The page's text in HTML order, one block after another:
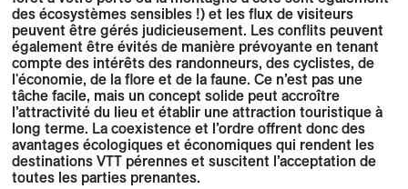
des écosystèmes sensibles !) et les flux de visiteurs
peuvent être gérés judicieusement. Les conflits peuvent
également être évités de manière prévoyante en tenant
compte des intérêts des randonneurs, des cyclistes, de
l'économie, de la flore et de la faune. Ce n’est pas une
tâche facile, mais un concept solide peut accroître
l’attractivité du lieu et établir une attraction touristique à
long terme. La coexistence et l’ordre offrent donc des
avantages écologiques et économiques qui rendent les
destinations VTT pérennes et suscitent l’acceptation de
toutes les parties prenantes.